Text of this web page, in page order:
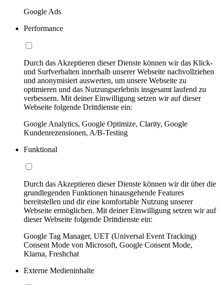
Google Ads
Performance
Durch das Akzeptieren dieser Dienste können wir das Klick-
und Surfverhalten innerhalb unserer Webseite nachvollziehen
und anonymisiert auswerten, um unsere Webseite zu
optimieren und das Nutzungserlebnis insgesamt laufend zu
verbessern. Mit deiner Einwilligung setzen wir auf dieser
Webseite folgende Drittdienste ein:
Google Analytics, Google Optimize, Clarity, Google
Kundenrezensionen, A/B-Testing
Funktional
Durch das Akzeptieren dieser Dienste können wir dir über die
grundlegenden Funktionen hinausgehende Features
bereitstellen und dir eine komfortable Nutzung unserer
Webseite ermöglichen. Mit deiner Einwilligung setzen wir auf
dieser Webseite folgende Drittdienste ein:
Google Tag Manager, UET (Universal Event Tracking)
Consent Mode von Microsoft, Google Consent Mode,
Klarna, Freshchat
Externe Medieninhalte